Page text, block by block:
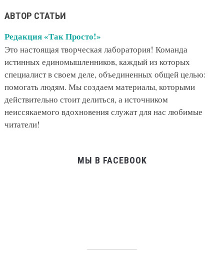
АВТОР СТАТЬИ
Редакция «Так Просто!»
Это настоящая творческая лаборатория! Команда
истинных единомышленников, каждый из которых
специалист в своем деле, объединенных общей целью:
помогать людям. Мы создаем материалы, которыми
действительно стоит делиться, а источником
неиссякаемого вдохновения служат для нас любимые
читатели!
МЫ В FACEBOOK